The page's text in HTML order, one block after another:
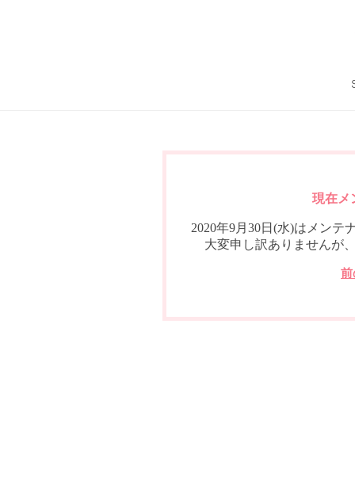
現在メ
2020年9月30日(水)はメンテ
大変申し訳ありませんが
前